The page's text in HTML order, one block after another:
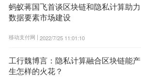
蚂蚁蒋国飞首谈区块链和隐私计算助力
数据要素市场建设
移动支付网 | 2022/7/25 11:01:10
工行魏博言：隐私计算融合区块链能产
生怎样的火花？